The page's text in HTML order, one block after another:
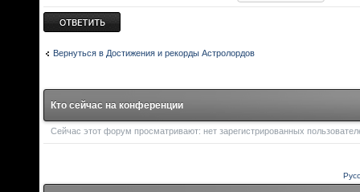
Ответить
Вернуться в Достижения и рекорды Астролордов
Кто сейчас на конференции
Сейчас этот форум просматривают: нет зарегистрированных